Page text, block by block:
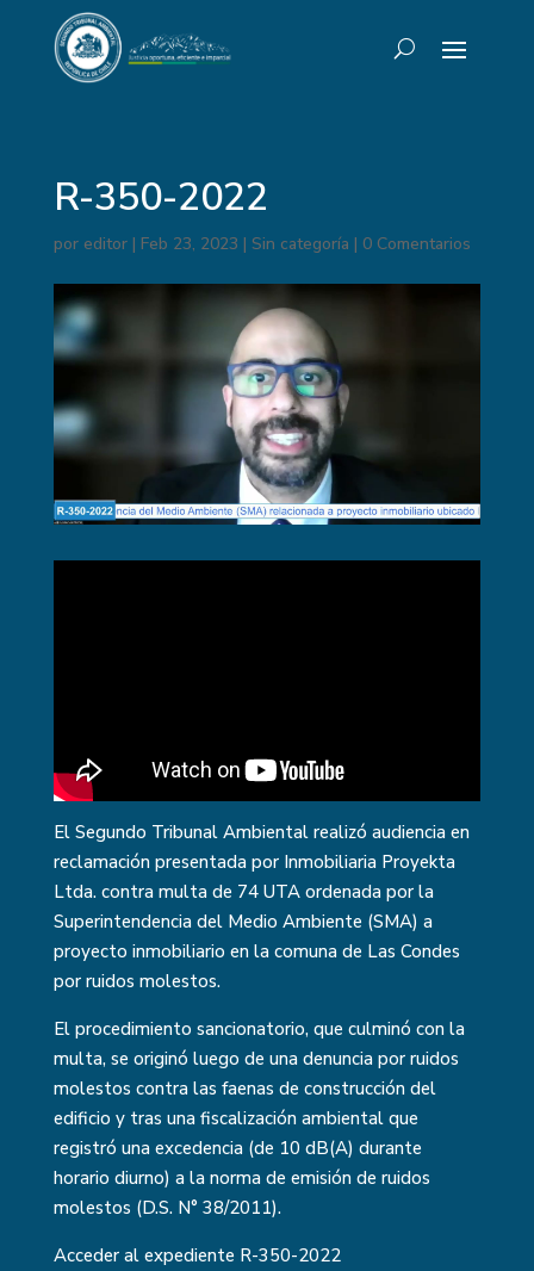
R-350-2022
por editor| Feb 23, 2023 | Sin categoría | 0 Comentarios
El Segundo Tribunal Ambiental realizó audiencia en
reclamación presentada por Inmobiliaria Proyekta
Ltda. contra multa de 74 UTA ordenada por la
Superintendencia del Medio Ambiente (SMA) a
proyecto inmobiliario en la comuna de Las Condes
por ruidos molestos.
El procedimiento sancionatorio, que culminó con la
multa, se originó luego de una denuncia por ruidos
molestos contra las faenas de construcción del
edificio y tras una fiscalización ambiental que
registró una excedencia (de 10 dB(A) durante
horario diurno) a la norma de emisión de ruidos
molestos (D.S. N° 38/2011).
Acceder al expediente R-350-2022